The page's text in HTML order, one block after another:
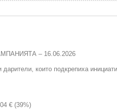
– 16.06.2026
които подкрепиха
€ (39%)